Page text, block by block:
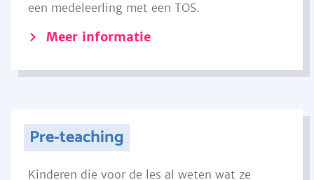
een medeleerling met een TOS.
Meer informatie
Pre-teaching
Kinderen die voor de les al weten wat ze